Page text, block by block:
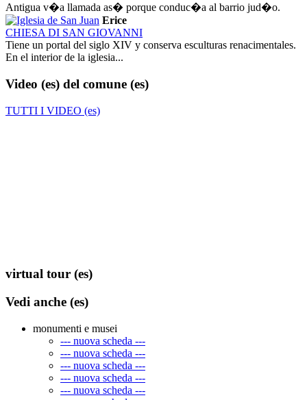
Antigua v�a llamada as� porque conduc�a al barrio jud�o.
Erice
CHIESA DI SAN GIOVANNI
Tiene un portal del siglo XIV y conserva esculturas renacimentales.
En el interior de la iglesia...
Video (es) del comune (es)
TUTTI I VIDEO (es)
virtual tour (es)
Vedi anche (es)
monumenti e musei
--- nuova scheda ---
--- nuova scheda ---
--- nuova scheda ---
--- nuova scheda ---
--- nuova scheda ---